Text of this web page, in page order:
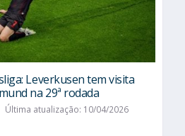
Leverkusen tem visita
na 29ª rodada
Última atualização: 10/04/2026